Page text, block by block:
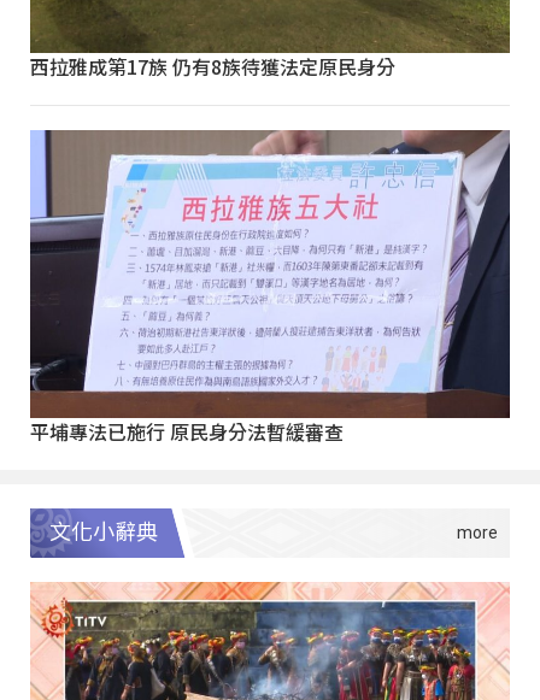
西拉雅成第17族 仍有8族待獲法定原民身分
平埔專法已施行 原民身分法暫緩審查
文化小辭典